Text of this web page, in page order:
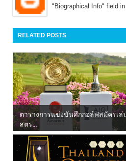
"Biographical Info" field in
RELATED POSTS
ตารางการแข่งขันศึกกอล์ฟสมัครเล่
สตร...